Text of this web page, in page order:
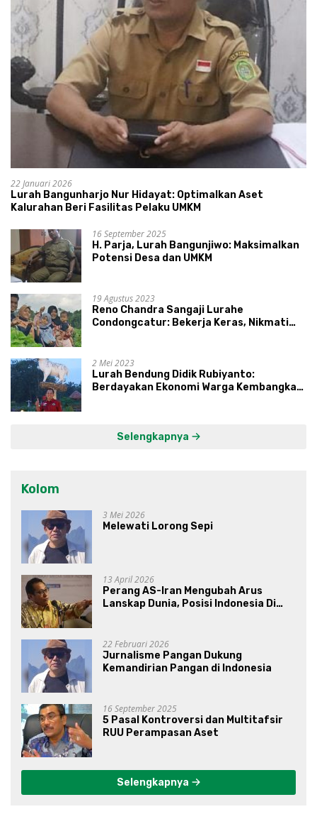
22 Januari 2026
Lurah Bangunharjo Nur Hidayat: Optimalkan Aset
Kalurahan Beri Fasilitas Pelaku UMKM
16 September 2025
H. Parja, Lurah Bangunjiwo: Maksimalkan
Potensi Desa dan UMKM
19 Agustus 2023
Reno Chandra Sangaji Lurahe
Condongcatur: Bekerja Keras, Nikmati
2 Mei 2023
Lurah Bendung Didik Rubiyanto:
Berdayakan Ekonomi Warga Kembangkan
Selengkapnya
Kolom
3 Mei 2026
Melewati Lorong Sepi
13 April 2026
Perang AS-Iran Mengubah Arus
Lanskap Dunia, Posisi Indonesia Di
22 Februari 2026
Jurnalisme Pangan Dukung
Kemandirian Pangan di Indonesia
16 September 2025
5 Pasal Kontroversi dan Multitafsir
RUU Perampasan Aset
Selengkapnya